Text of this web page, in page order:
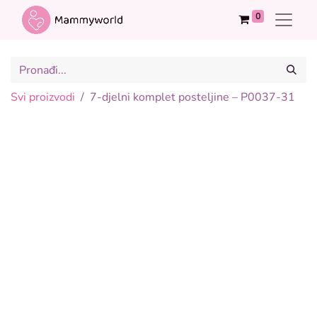
0
Svi proizvodi 7-djelni komplet posteljine – P0037-31